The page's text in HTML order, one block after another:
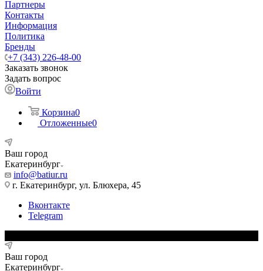
Партнеры
Контакты
Информация
Политика
Бренды
+7 (343) 226-48-00
Заказать звонок
Задать вопрос
Войти
Корзина0
Отложенные0
Ваш город
Екатеринбург
info@batiur.ru
г. Екатеринбург, ул. Блюхера, 45
Вконтакте
Telegram
Ваш город
Екатеринбург